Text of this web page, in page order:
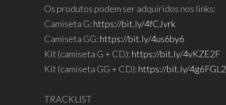
Os produtos podem ser adquiridos nos links:
Camiseta G: https://bit.ly/4fCJvrk
Camiseta GG: https://bit.ly/4us6by6
Kit (camiseta G + CD): https://bit.ly/4vKZE2F
Kit (camiseta GG + CD): https://bit.ly/4g6FGL2
TRACKLIST